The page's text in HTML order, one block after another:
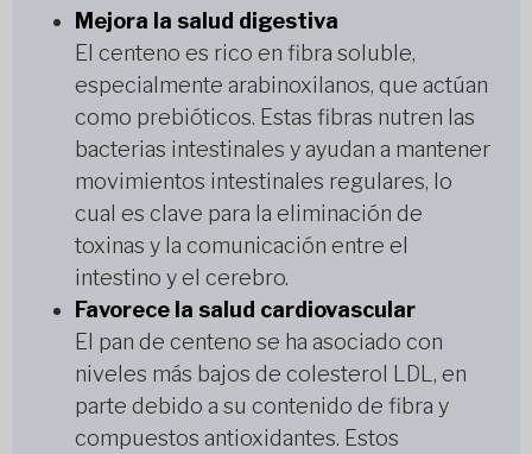
Mejora la salud digestiva
El centeno es rico en fibra soluble,
especialmente arabinoxilanos, que actúan
como prebióticos. Estas fibras nutren las
bacterias intestinales y ayudan a mantener
movimientos intestinales regulares, lo
cual es clave para la eliminación de
toxinas y la comunicación entre el
intestino y el cerebro.
Favorece la salud cardiovascular
El pan de centeno se ha asociado con
niveles más bajos de colesterol LDL, en
parte debido a su contenido de fibra y
compuestos antioxidantes. Estos